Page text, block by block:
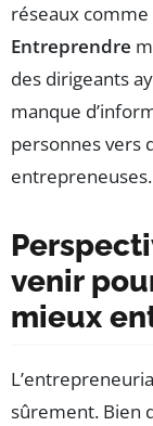
réseaux comme
Entreprendre
des dirigeants
manque
personnes vers
entrepreneuses.
venir
mieux
sûrement. Bien